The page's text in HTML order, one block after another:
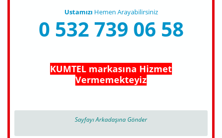
Ustamızı Hemen Arayabilirsiniz
0 532 739 06 58
KUMTEL markasına Hizmet
Vermemekteyiz
Sayfayı Arkadaşına Gönder